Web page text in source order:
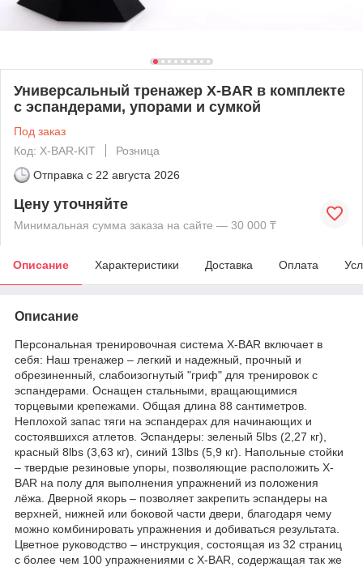
Универсальный тренажер X-BAR в комплекте
с эспандерами, упорами и сумкой
Под заказ
Код: X-BAR-KIT
Розница
Отправка с 22 августа 2026
Цену уточняйте
Минимальная сумма заказа на сайте — 30 000 ₸
Описание Характеристики Доставка Оплата
Описание
Персональная тренировочная система X-BAR включает в
себя: Наш тренажер – легкий и надежный, прочный и
обрезиненный, слабоизогнутый "гриф" для тренировок с
эспандерами. Оснащен стальными, вращающимися
торцевыми крепежами. Общая длина 88 сантиметров.
Неплохой запас тяги на эспандерах для начинающих и
состоявшихся атлетов. Эспандеры: зеленый 5lbs (2,27 кг),
красный 8lbs (3,63 кг), синий 13lbs (5,9 кг). Напольные стойки
– твердые резиновые упоры, позволяющие расположить X-
BAR на полу для выполнения упражнений из положения
лёжа. Дверной якорь – позволяет закрепить эспандеры на
верхней, нижней или боковой части двери, благодаря чему
можно комбинировать упражнения и добиваться результата.
Цветное руководство – инструкция, состоящая из 32 страниц
с более чем 100 упражнениями с X-BAR, содержащая так же